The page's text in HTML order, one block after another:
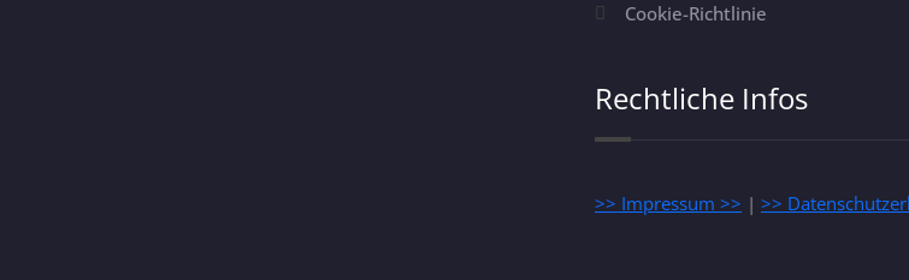
Cookie-Richtlinie
Rechtliche Infos
>> Impressum >> | >>